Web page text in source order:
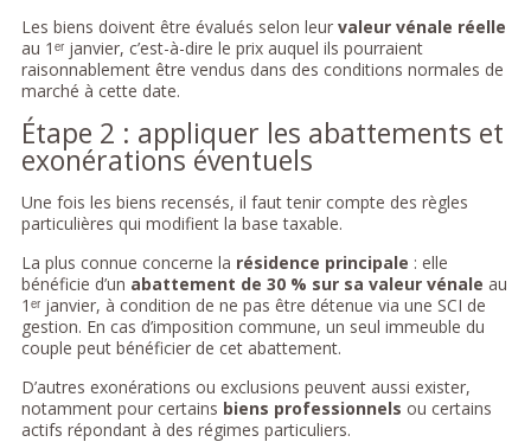
Les biens doivent être évalués selon leur valeur vénale réelle
au 1ᵉʳ janvier, c’est-à-dire le prix auquel ils pourraient
raisonnablement être vendus dans des conditions normales de
marché à cette date.
Étape 2 : appliquer les abattements et
exonérations éventuels
Une fois les biens recensés, il faut tenir compte des règles
particulières qui modifient la base taxable.
La plus connue concerne la résidence principale : elle
bénéficie d’un abattement de 30 % sur sa valeur vénale au
1ᵉʳ janvier, à condition de ne pas être détenue via une SCI de
gestion. En cas d’imposition commune, un seul immeuble du
couple peut bénéficier de cet abattement.
D’autres exonérations ou exclusions peuvent aussi exister,
notamment pour certains biens professionnels ou certains
actifs répondant à des régimes particuliers.